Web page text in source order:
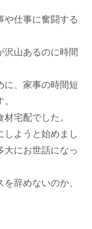
や仕事に奮闘する
沢山あるのに時間
に、家事の時間短
宅配でした。
しようと始めまし
大にお世話になっ
辞めないのか、